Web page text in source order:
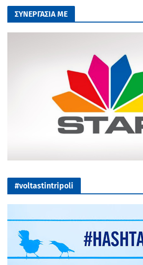
ΣΥΝΕΡΓΑΣΙΑ ΜΕ
#voltastintripoli